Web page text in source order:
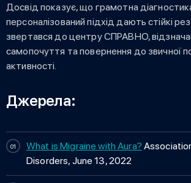
Досвід показує, що грамотна
персоналізований підхід дають стійкі
звертався до центру СПРАВНО,
самопочуття та повернення до звичної
активності.
Джерела:
What is Migraine with Aura?
Disorders, June 13, 2022